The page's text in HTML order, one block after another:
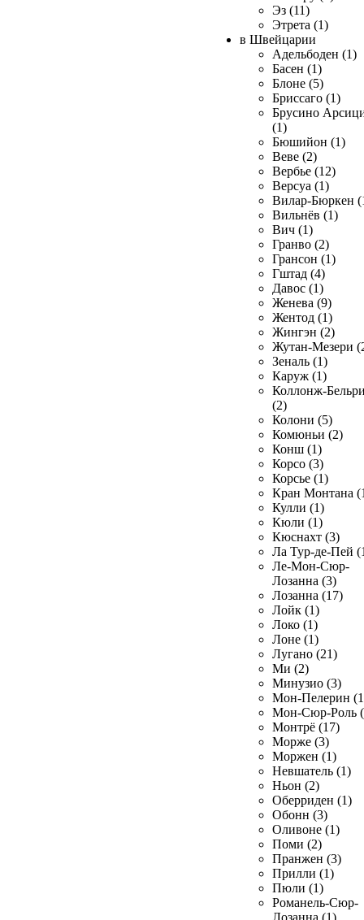
Эз (11)
Этрета (1)
в Швейцарии
Адельбоден (1)
Басен (1)
Блоне (5)
Бриссаго (1)
Брусино
(1)
Бюшийон (1)
Веве (2)
Вербье (12)
Версуа (1)
Вилар-Бюркен
Вильнёв (1)
Вич (1)
Гранво (2)
Грансон (1)
Гштад (4)
Давос (1)
Женева (9)
Жентод (1)
Жингэн (2)
Жутан-Мезери
Зеналь (1)
Каруж (1)
Коллонж-
(2)
Колони (5)
Комюньи (2)
Конш (1)
Корсо (3)
Корсье (1)
Кран Монтана
Кулли (1)
Кюли (1)
Кюснахт (3)
Ла Тур-де-Пей
Ле-Мон-Сюр-
Лозанна (3)
Лозанна (17)
Лойк (1)
Локо (1)
Лоне (1)
Лугано (21)
Ми (2)
Минузио (3)
Мон-Пелерин
Мон-Сюр-Роль
Монтрё (17)
Морже (3)
Моржен (1)
Невшатель (1)
Ньон (2)
Оберриден (1)
Обонн (3)
Оливоне (1)
Поми (2)
Пранжен (3)
Прилли (1)
Пюли (1)
Романель-Сюр-
Лозанна (1)